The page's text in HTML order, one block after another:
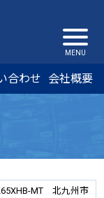
合わせ 会社概要
MT 北九州市